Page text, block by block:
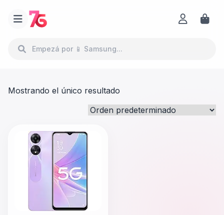
Mostrando el único resultado